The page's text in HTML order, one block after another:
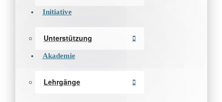
Initiative
Unterstützung
Akademie
Lehrgänge